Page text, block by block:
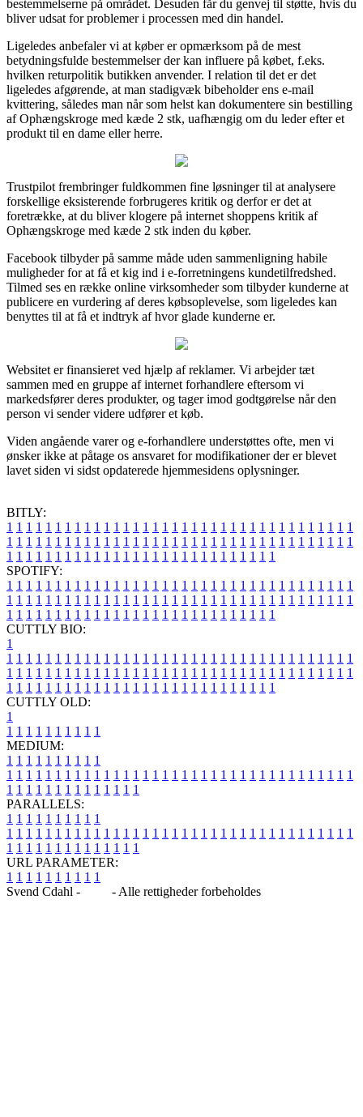
bestemmelserne på området. Desuden får du genvej til støtte, hvis du
bliver udsat for problemer i processen med din handel.
Ligeledes anbefaler vi at køber er opmærksom på de mest
betydningsfulde bestemmelser der kan influere på købet, f.eks.
hvilken returpolitik butikken anvender. I relation til det er det
ligeledes afgørende, at man stadigvæk bibeholder ens e-mail
kvittering, således man når som helst kan dokumentere sin bestilling
af Ophængskroge med kæde 2 stk, uafhængig om du leder efter et
produkt til en dame eller herre.
Trustpilot frembringer fuldkommen fine løsninger til at analysere
forskellige eksisterende forbrugeres kritik og derfor er det at
foretrække, at du bliver klogere på internet shoppens kritik af
Ophængskroge med kæde 2 stk inden du køber.
Facebook tilbyder på samme måde uden sammenligning habile
muligheder for at få et kig ind i e-forretningens kundetilfredshed.
Tilmed ses en række online virksomheder som tilbyder kunderne at
publicere en vurdering af deres købsoplevelse, som ligeledes kan
benyttes til at få et indtryk af hvor glade kunderne er.
Websitet er finansieret ved hjælp af reklamer. Vi arbejder tæt
sammen med en gruppe af internet forhandlere eftersom vi
markedsfører deres produkter, og tager imod godtgørelse når den
person vi sender videre udfører et køb.
Viden angående varer og e-forhandlere understøttes ofte, men vi
ønsker ikke at påtage os ansvaret for modifikationer der er blevet
lavet siden vi sidst opdaterede hjemmesidens oplysninger.
BITLY:
1 1 1 1 1 1 1 1 1 1 1 1 1 1 1 1 1 1 1 1 1 1 1 1 1 1 1 1 1 1 1 1 1 1 1 1
1 1 1 1 1 1 1 1 1 1 1 1 1 1 1 1 1 1 1 1 1 1 1 1 1 1 1 1 1 1 1 1 1 1 1 1
1 1 1 1 1 1 1 1 1 1 1 1 1 1 1 1 1 1 1 1 1 1 1 1 1 1 1 1
SPOTIFY:
1 1 1 1 1 1 1 1 1 1 1 1 1 1 1 1 1 1 1 1 1 1 1 1 1 1 1 1 1 1 1 1 1 1 1 1
1 1 1 1 1 1 1 1 1 1 1 1 1 1 1 1 1 1 1 1 1 1 1 1 1 1 1 1 1 1 1 1 1 1 1 1
1 1 1 1 1 1 1 1 1 1 1 1 1 1 1 1 1 1 1 1 1 1 1 1 1 1 1 1
CUTTLY BIO:
1
1 1 1 1 1 1 1 1 1 1 1 1 1 1 1 1 1 1 1 1 1 1 1 1 1 1 1 1 1 1 1 1 1 1 1 1
1 1 1 1 1 1 1 1 1 1 1 1 1 1 1 1 1 1 1 1 1 1 1 1 1 1 1 1 1 1 1 1 1 1 1 1
1 1 1 1 1 1 1 1 1 1 1 1 1 1 1 1 1 1 1 1 1 1 1 1 1 1 1 1
CUTTLY OLD:
1
1 1 1 1 1 1 1 1 1 1
MEDIUM:
1 1 1 1 1 1 1 1 1 1
1 1 1 1 1 1 1 1 1 1 1 1 1 1 1 1 1 1 1 1 1 1 1 1 1 1 1 1 1 1 1 1 1 1 1 1
1 1 1 1 1 1 1 1 1 1 1 1 1 1
PARALLELS:
1 1 1 1 1 1 1 1 1 1
1 1 1 1 1 1 1 1 1 1 1 1 1 1 1 1 1 1 1 1 1 1 1 1 1 1 1 1 1 1 1 1 1 1 1 1
1 1 1 1 1 1 1 1 1 1 1 1 1 1
URL PARAMETER:
1 1 1 1 1 1 1 1 1 1
Svend Cdahl -
- Alle rettigheder forbeholdes